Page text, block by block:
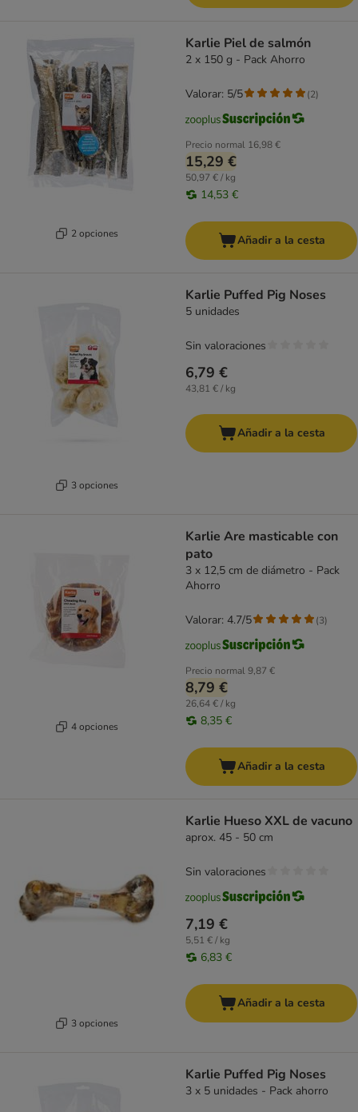
2 opciones
Karlie Piel de salmón
2 x 150 g - Pack Ahorro
Precio normal 16,98 €
15,29 €
50,97 € / kg
14,53 €
Valorar: 5/5 (2)
Añadir a la cesta
3 opciones
Karlie Puffed Pig Noses
5 unidades
6,79 €
43,81 € / kg
Sin valoraciones
Añadir a la cesta
4 opciones
Karlie Are masticable con
pato
3 x 12,5 cm de diámetro - Pack
Ahorro
Precio normal9,87 €
8,79 €
26,64 € / kg
8,35 €
Valorar: 4.7/5 (3)
Añadir a la cesta
3 opciones
Karlie Hueso XXL de vacuno
aprox. 45 - 50 cm
7,19 €
5,51 € / kg
6,83 €
Sin valoraciones
Añadir a la cesta
Karlie Puffed Pig Noses
3 x 5 unidades - Pack ahorro